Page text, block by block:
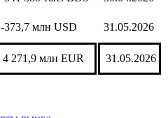
-341 380 тыс. BDS
30.04.2026
-373,7 млн USD 31.05.2026